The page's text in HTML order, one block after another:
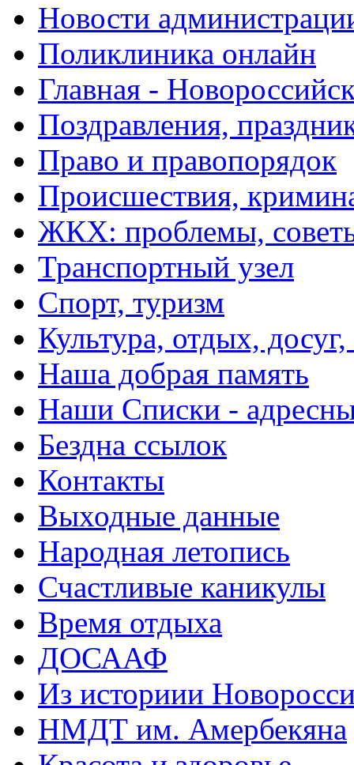
Новости
Поликлиника онлайн
Главная -
Поздравления,
Право и правопорядок
Происшествия,
ЖКХ: проблемы,
Транспортный узел
Спорт, туризм
Культура, отдых,
Наша добрая память
Наши Списки -
Бездна ссылок
Контакты
Выходные данные
Народная летопись
Счастливые каникулы
Время отдыха
ДОСААФ
Из историии
НМДТ им. Амербекяна